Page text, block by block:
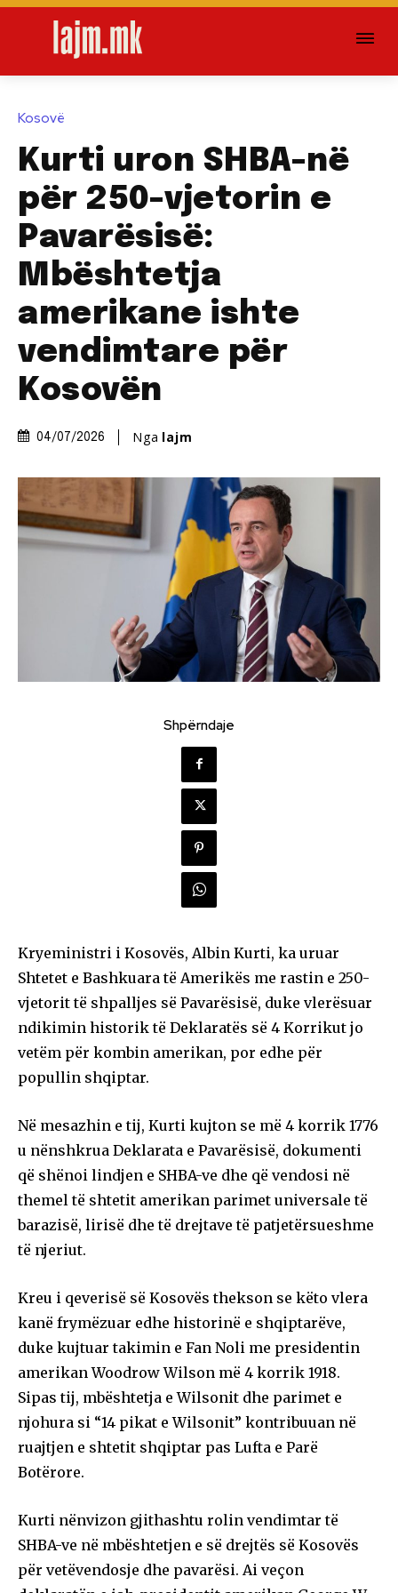
Kosovë
Kurti uron SHBA-në
për 250-vjetorin e
Pavarësisë:
Mbështetja
amerikane ishte
vendimtare për
Kosovën
04/07/2026 Nga lajm
Shpërndaje
Kryeministri i Kosovës, Albin Kurti, ka uruar
Shtetet e Bashkuara të Amerikës me rastin e 250-
vjetorit të shpalljes së Pavarësisë, duke vlerësuar
ndikimin historik të Deklaratës së 4 Korrikut jo
vetëm për kombin amerikan, por edhe për
popullin shqiptar.
Në mesazhin e tij, Kurti kujton se më 4 korrik 1776
u nënshkrua Deklarata e Pavarësisë, dokumenti
që shënoi lindjen e SHBA-ve dhe që vendosi në
themel të shtetit amerikan parimet universale të
barazisë, lirisë dhe të drejtave të patjetërsueshme
të njeriut.
Kreu i qeverisë së Kosovës thekson se këto vlera
kanë frymëzuar edhe historinë e shqiptarëve,
duke kujtuar takimin e Fan Noli me presidentin
amerikan Woodrow Wilson më 4 korrik 1918.
Sipas tij, mbështetja e Wilsonit dhe parimet e
njohura si “14 pikat e Wilsonit” kontribuuan në
ruajtjen e shtetit shqiptar pas Lufta e Parë
Botërore.
Kurti nënvizon gjithashtu rolin vendimtar të
SHBA-ve në mbështetjen e së drejtës së Kosovës
për vetëvendosje dhe pavarësi. Ai veçon